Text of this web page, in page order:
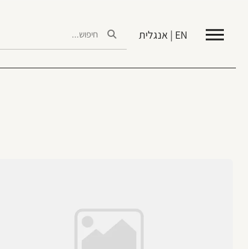
EN | אנגלית